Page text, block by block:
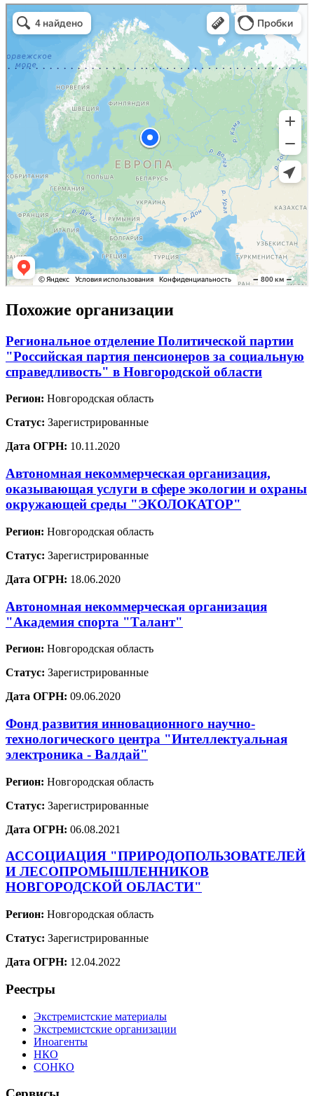
Похожие организации
Региональное отделение Политической партии
"Российская партия пенсионеров за социальную
справедливость" в Новгородской области
Регион: Новгородская область
Статус: Зарегистрированные
Дата ОГРН: 10.11.2020
Автономная некоммерческая организация,
оказывающая услуги в сфере экологии и охраны
окружающей среды "ЭКОЛОКАТОР"
Регион: Новгородская область
Статус: Зарегистрированные
Дата ОГРН: 18.06.2020
Автономная некоммерческая организация
"Академия спорта "Талант"
Регион: Новгородская область
Статус: Зарегистрированные
Дата ОГРН: 09.06.2020
Фонд развития инновационного научно-
технологического центра "Интеллектуальная
электроника - Валдай"
Регион: Новгородская область
Статус: Зарегистрированные
Дата ОГРН: 06.08.2021
АССОЦИАЦИЯ "ПРИРОДОПОЛЬЗОВАТЕЛЕЙ
И ЛЕСОПРОМЫШЛЕННИКОВ
НОВГОРОДСКОЙ ОБЛАСТИ"
Регион: Новгородская область
Статус: Зарегистрированные
Дата ОГРН: 12.04.2022
Реестры
Экстремистские материалы
Экстремистские организации
Иноагенты
НКО
СОНКО